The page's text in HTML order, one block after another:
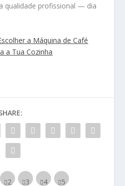
qualidade profissional — dia
a Máquina de Café
a Tua Cozinha